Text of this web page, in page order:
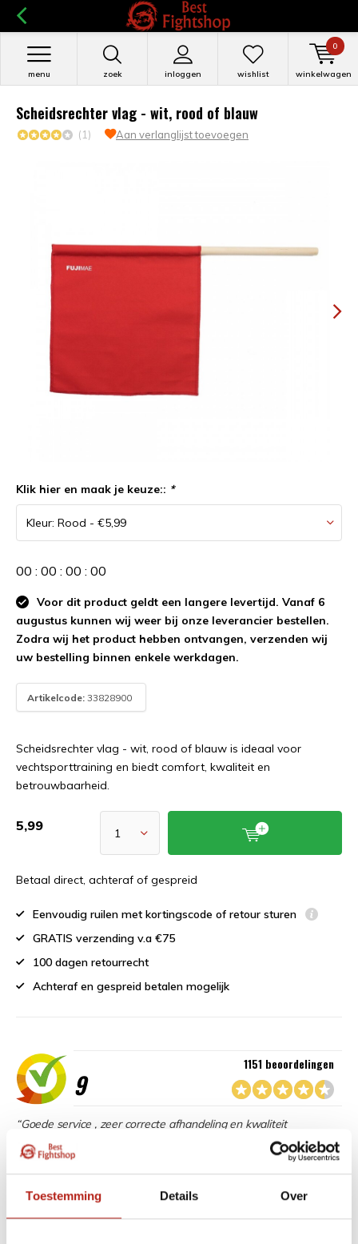
Toestemming Details Over
zoek inloggen
menu wishlist winkelwagen
0
Scheidsrechter vlag - wit, rood of blauw
(1) Aan verlanglijst toevoegen
Klik hier en maak je keuze:: *
00 : 00 : 00 : 00
Voor dit product geldt een langere levertijd. Vanaf 6
augustus kunnen wij weer bij onze leverancier bestellen.
Zodra wij het product hebben ontvangen, verzenden wij
uw bestelling binnen enkele werkdagen.
Artikelcode: 33828900
Scheidsrechter vlag - wit, rood of blauw is ideaal voor
vechtsporttraining en biedt comfort, kwaliteit en
betrouwbaarheid.
5,99
Betaal direct, achteraf of gespreid
Eenvoudig ruilen met kortingscode of retour sturen
GRATIS verzending v.a €75
100 dagen retourrecht
Achteraf en gespreid betalen mogelijk
9
1151 beoordelingen
“Goede service , zeer correcte afhandeling en kwaliteit
materiaal.”
Beschikbaar in de volgende varianten: